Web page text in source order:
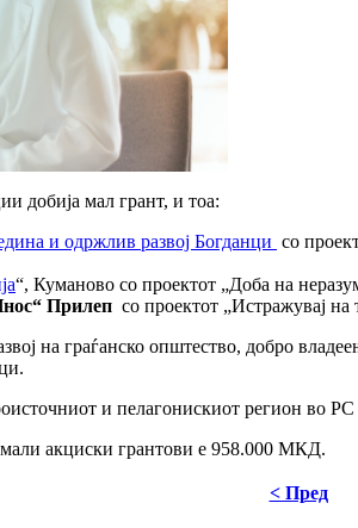
добија мал грант, и тоа:
и одржлив развој Богданци со
“, Куманово со проектот „Доба на
Прилеп со проектот „Истражувај
на граѓанско општество, добро
и пелагонискиот регион во
акциски грантови е 958.000 МКД.
< Пред